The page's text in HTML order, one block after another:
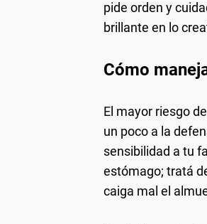
pide orden y
brillante en lo
Cómo
El mayor riesgo
un poco a la
sensibilidad a tu
estómago; tratá
caiga mal el